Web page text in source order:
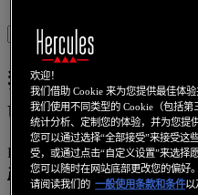
我的 DJControl
Ultra 打碟机兼容
KB 1836 - ZH - 2025-03-13
产品：DJControl Mix;
欢迎！
我们借助 Cookie 来为您提供最佳体验
我们使用不同类型的 Cookie（包括
统计分析、定制您的体验，并为您提
您可以通过选择“全部接受”来接受这
受，或通过点击“自定义设置”来选择
您可以随时在网站底部更改您的偏好。
请阅读我们的 一般使用条款和条件以